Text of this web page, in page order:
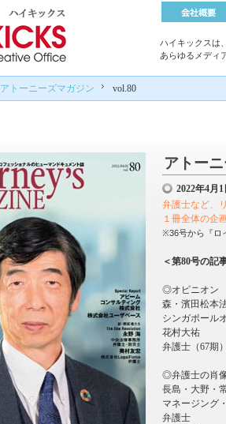
ハイキックスは
あらゆるメディ
アトーニーズマガジン vol.80
アトー
2022年4月
弁護士など、
１冊全体の企
※36号から『ロ
＜第80号の記
◎オピニオン
森・濱田松
シンガポール
花村大祐
弁護士（67期
◎弁護士の肖
長島・大野
マネージング
弁護士